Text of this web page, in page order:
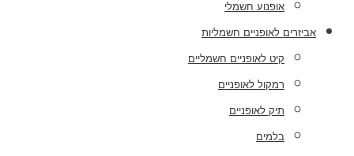
אופנוע חשמלי
אביזרים לאופניים חשמליות
קיט לאופניים חשמליים
רמקול לאופניים
תיק לאופניים
בלמים